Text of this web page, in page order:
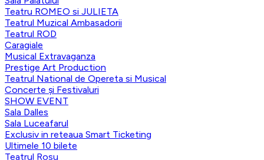
Teatru ROMEO si JULIETA
Teatrul Muzical Ambasadorii
Teatrul ROD
Caragiale
Musical Extravaganza
Prestige Art Production
Teatrul National de Opereta si Musical
Concerte și Festivaluri
SHOW EVENT
Sala Dalles
Sala Luceafarul
Exclusiv in reteaua Smart Ticketing
Ultimele 10 bilete
Teatrul Rosu